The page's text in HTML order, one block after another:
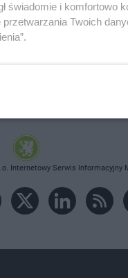
Internetowy Serwis Informacyjny
świadomie i komfortowo
Twoich